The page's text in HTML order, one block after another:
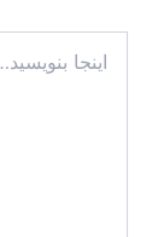
بنویسید…